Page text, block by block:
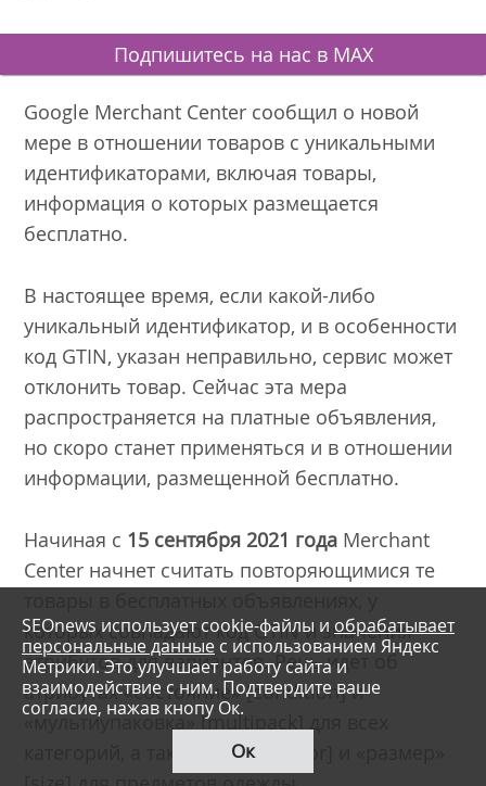
Подпишитесь на нас в MAX
Google Merchant Center сообщил о новой
мере в отношении товаров с уникальными
идентификаторами, включая товары,
информация о которых размещается
бесплатно.
В настоящее время, если какой-либо
уникальный идентификатор, и в особенности
код GTIN, указан неправильно, сервис может
отклонить товар. Сейчас эта мера
распространяется на платные объявления,
но скоро станет применяться и в отношении
информации, размещенной бесплатно.
Начиная с 15 сентября 2021 года Merchant
Center начнет считать повторяющимися те
которых совпадают код GTIN и значения
атрибутов для вариантов. Речь идет об
атрибутах «состояние» [condition] и
«мультиупаковка» [multipack] для всех
категорий, а также «цвет» [color] и «размер»
SEOnews использует cookie-файлы и обрабатывает
персональные данные с использованием Яндекс
Метрики. Это улучшает работу сайта и
взаимодействие с ним. Подтвердите ваше
согласие, нажав кнопу Ок.
Ок